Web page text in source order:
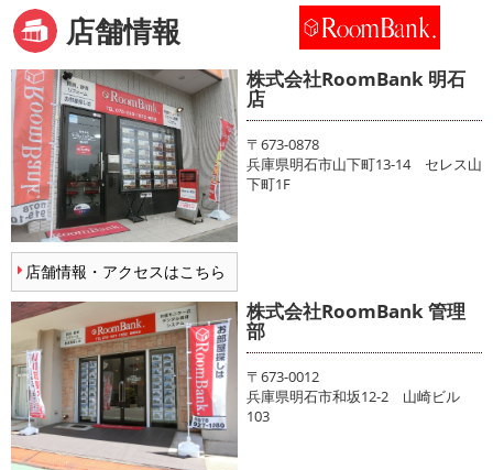
店舗情報
店舗情報・アクセスはこちら
株式会社RoomBank 明石
店
〒673-0878
兵庫県明石市山下町13-14 セレス山
下町1F
株式会社RoomBank 管理
部
〒673-0012
兵庫県明石市和坂12-2 山崎ビル
103